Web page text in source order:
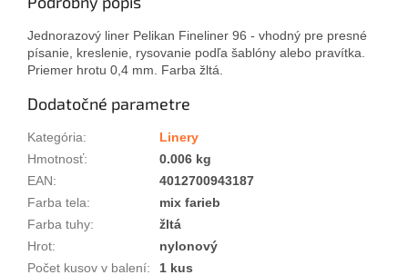
Jednorazový liner Pelikan Fineliner 96 - vhodný pre presné
písanie, kreslenie, rysovanie podľa šablóny alebo pravítka.
Priemer hrotu 0,4 mm. Farba žltá.
Dodatočné parametre
Kategória:
Linery
Hmotnosť:
0.006 kg
EAN:
4012700943187
Farba tela:
mix farieb
Farba tuhy:
žltá
Hrot:
nylonový
Počet kusov v balení: 1 kus